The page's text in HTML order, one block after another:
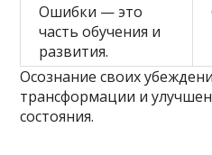
Ошибки — это
часть обучения и
развития.
Осознание своих
трансформации и
состояния.